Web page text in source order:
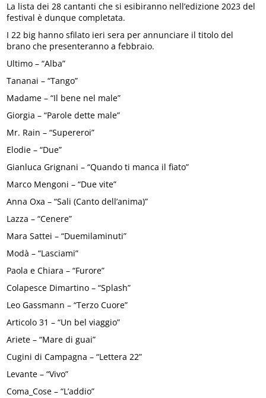
La lista dei 28 cantanti che si esibiranno nell’edizione 2023 del
festival è dunque completata.
I 22 big hanno sfilato ieri sera per annunciare il titolo del
brano che presenteranno a febbraio.
Ultimo – “Alba”
Tananai – “Tango”
Madame – “Il bene nel male”
Giorgia – “Parole dette male”
Mr. Rain – “Supereroi”
Elodie – “Due”
Gianluca Grignani – “Quando ti manca il fiato”
Marco Mengoni – “Due vite”
Anna Oxa – “Sali (Canto dell’anima)”
Lazza – “Cenere”
Mara Sattei – “Duemilaminuti”
Modà – “Lasciami”
Paola e Chiara – “Furore”
Colapesce Dimartino – “Splash”
Leo Gassmann – “Terzo Cuore”
Articolo 31 – “Un bel viaggio”
Ariete – “Mare di guai”
Cugini di Campagna – “Lettera 22”
Levante – “Vivo”
Coma_Cose – “L’addio”